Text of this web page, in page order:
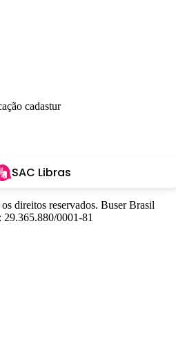
SAC Libras
direitos reservados. Buser Brasil
0001-81